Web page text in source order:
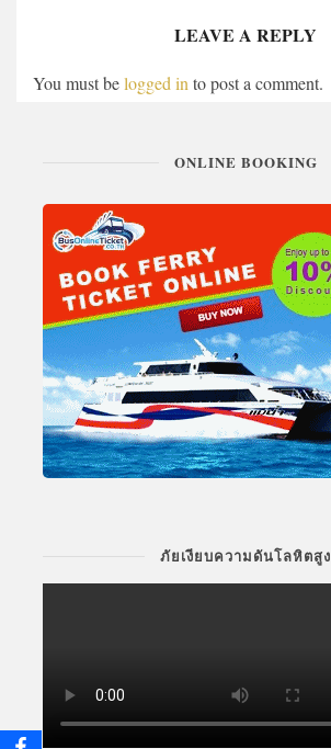
LEAVE A REPLY
You must belogged in to post a comment.
ONLINE BOOKING
ภัยเงียบความดันโลหิตสูง